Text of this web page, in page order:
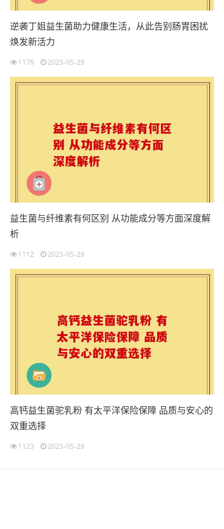
逆袭丁姐益生菌助力健康生活，从此告别肠胃困扰
焕发新活力
1178 2025-05-28
益生菌与纤维素有何区别 从功能成分等方面深度解
析
1112 2025-05-28
高钙益生菌驼乳粉 有太平洋保险保障 品质与安心的
双重选择
1123 2025-05-28